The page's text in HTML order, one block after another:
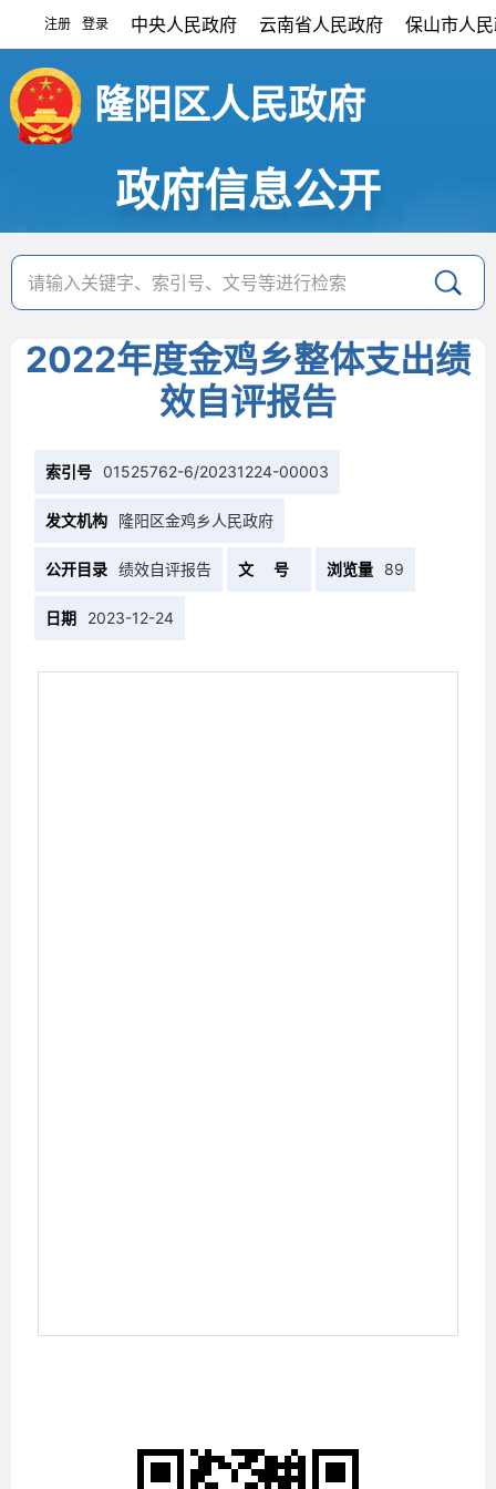
注册 登录 中央人民政府 云南省人民政府 保山市人
隆阳区人民政府
政府信息公开
2022年度金鸡乡整体支出绩
效自评报告
索引号 01525762-6/20231224-00003
发文机构 隆阳区金鸡乡人民政府
公开目录 绩效自评报告 文 号 浏览量 89
日期 2023-12-24